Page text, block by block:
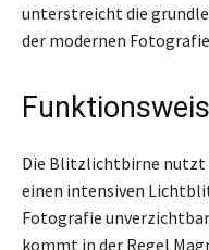
unterstreicht die
der modernen
Die Blitzlichtbirne nutzt
einen intensiven
Fotografie
kommt in der Regel